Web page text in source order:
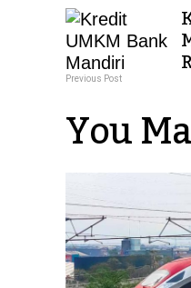
Previous Post
You